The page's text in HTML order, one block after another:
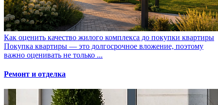
Как оценить качество жилого комплекса до покупки квартиры
Покупка квартиры — это долгосрочное вложение, поэтому
важно оценивать не только ...
Ремонт и отделка